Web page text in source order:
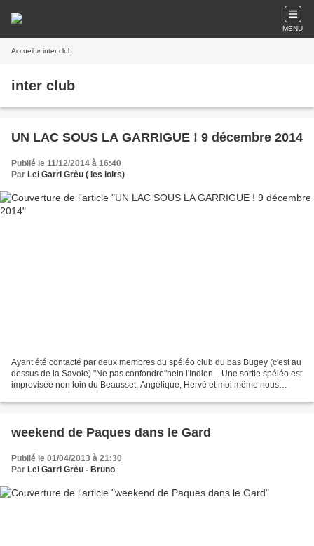
MENU
Accueil » inter club
inter club
UN LAC SOUS LA GARRIGUE ! 9 décembre 2014
Publié le 11/12/2014 à 16:40
Par Lei Garri Grèu ( les loirs)
Ayant été contacté par deux membres du spéléo club du bas Bugey (c'est au
dessus de la Savoie) "Ne pas confondre"hein l'Indien... Une sortie spéléo est
improvisée non loin du Beausset. Angélique, Hervé et moi même nous
weekend de Paques dans le Gard
Publié le 01/04/2013 à 21:30
Par Lei Garri Grèu - Bruno